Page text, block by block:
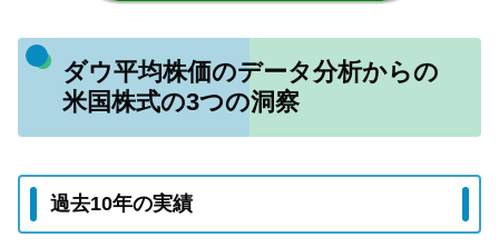
ダウ平均株価のデータ分析からの
米国株式の3つの洞察
過去10年の実績